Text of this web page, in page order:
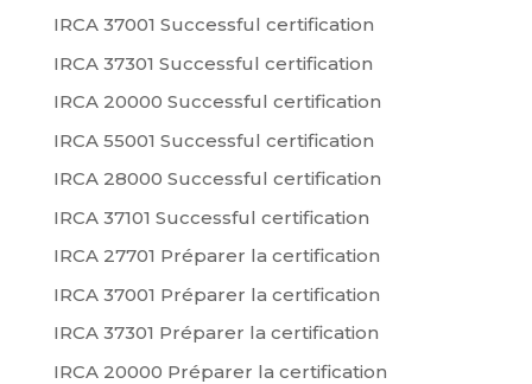
IRCA 37001 Successful certification
IRCA 37301 Successful certification
IRCA 20000 Successful certification
IRCA 55001 Successful certification
IRCA 28000 Successful certification
IRCA 37101 Successful certification
IRCA 27701 Préparer la certification
IRCA 37001 Préparer la certification
IRCA 37301 Préparer la certification
IRCA 20000 Préparer la certification